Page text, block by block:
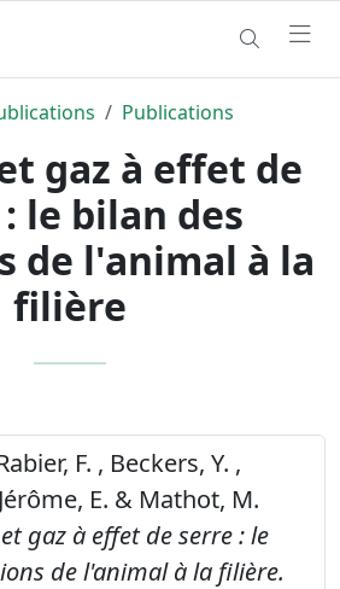
Publications
gaz à effet de
le bilan des
de l'animal à la
filière
F. , Beckers, Y. ,
E. & Mathot, M.
gaz à effet de serre : le
de l'animal à la filière.